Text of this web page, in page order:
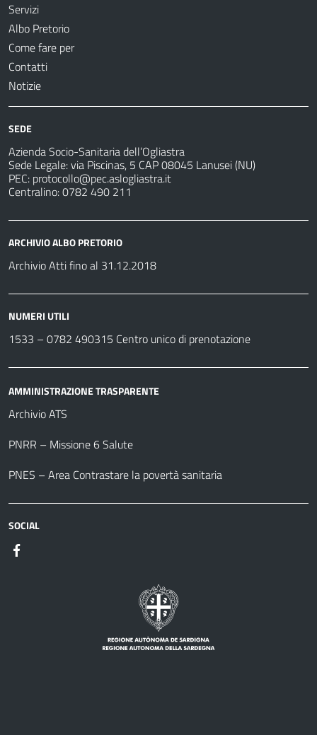
Servizi
Albo Pretorio
Come fare per
Contatti
Notizie
SEDE
Azienda Socio-Sanitaria dell’Ogliastra
Sede Legale: via Piscinas, 5 CAP 08045 Lanusei (NU)
PEC: protocollo@pec.aslogliastra.it
Centralino: 0782 490 211
ARCHIVIO ALBO PRETORIO
Archivio Atti fino al 31.12.2018
NUMERI UTILI
1533 – 0782 490315 Centro unico di prenotazione
AMMINISTRAZIONE TRASPARENTE
Archivio ATS
PNRR – Missione 6 Salute
PNES – Area Contrastare la povertà sanitaria
SOCIAL